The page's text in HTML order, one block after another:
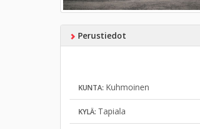
Perustiedot
KUNTA: Kuhmoinen
KYLÄ: Tapiala